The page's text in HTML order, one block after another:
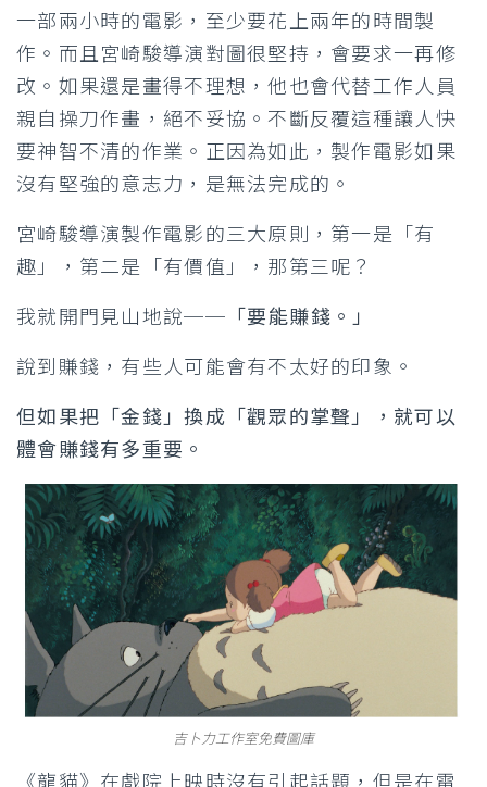
一部兩小時的電影，至少要花上兩年的時間製
作。而且宮崎駿導演對圖很堅持，會要求一再修
改。如果還是畫得不理想，他也會代替工作人員
親自操刀作畫，絕不妥協。不斷反覆這種讓人快
要神智不清的作業。正因為如此，製作電影如果
沒有堅強的意志力，是無法完成的。
宮崎駿導演製作電影的三大原則，第一是「有
趣」，第二是「有價值」，那第三呢？
我就開門見山地說── 「要能賺錢。」
說到賺錢，有些人可能會有不太好的印象。
但如果把「金錢」換成「觀眾的掌聲」，就可以
體會賺錢有多重要。
吉卜力工作室免費圖庫
《龍貓》在戲院上映時沒有引起話題，但是在電